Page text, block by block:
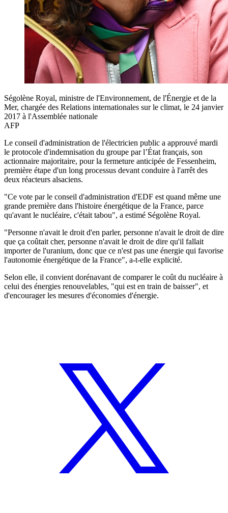
Ségolène Royal, ministre de l'Environnement, de l'Énergie et de la
Mer, chargée des Relations internationales sur le climat, le 24 janvier
2017 à l'Assemblée nationale
AFP
Le conseil d'administration de l'électricien public a approuvé mardi
le protocole d'indemnisation du groupe par l’État français, son
actionnaire majoritaire, pour la fermeture anticipée de Fessenheim,
première étape d'un long processus devant conduire à l'arrêt des
deux réacteurs alsaciens.
"Ce vote par le conseil d'administration d'EDF est quand même une
grande première dans l'histoire énergétique de la France, parce
qu'avant le nucléaire, c'était tabou", a estimé Ségolène Royal.
"Personne n'avait le droit d'en parler, personne n'avait le droit de dire
que ça coûtait cher, personne n'avait le droit de dire qu'il fallait
importer de l'uranium, donc que ce n'est pas une énergie qui favorise
l'autonomie énergétique de la France", a-t-elle explicité.
Selon elle, il convient dorénavant de comparer le coût du nucléaire à
celui des énergies renouvelables, "qui est en train de baisser", et
d'encourager les mesures d'économies d'énergie.